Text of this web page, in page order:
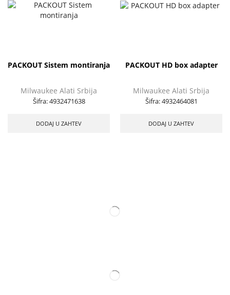
PACKOUT Sistem montiranja
Milwaukee Alati Srbija
Šifra:4932471638
DODAJ U ZAHTEV
PACKOUT HD box adapter
Milwaukee Alati Srbija
Šifra:4932464081
DODAJ U ZAHTEV